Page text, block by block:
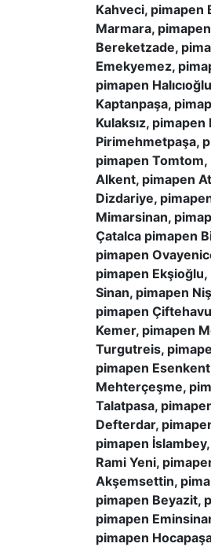
Kahveci, pimapen
Marmara,
Bereketzade,
Emekyemez,
pimapen
Kaptanpaşa,
Kulaksız,
Pirimehmetpaşa,
pimapen Tomtom,
Alkent, pimapen
Dizdariye,
Mimarsinan,
Çatalca pimapen
pimapen
pimapen
Sinan, pimapen
pimapen
Kemer, pimapen
Turgutreis,
pimapen
Mehterçeşme,
Talatpasa,
Defterdar,
pimapen
Rami Yeni,
Akşemsettin,
pimapen Beyazit,
pimapen
pimapen